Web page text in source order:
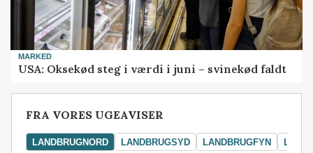
MARKED
USA: Oksekød steg i værdi i juni – svinekød faldt
FRA VORES UGEAVISER
LANDBRUGNORD LANDBRUGSYD LANDBRUGFYN